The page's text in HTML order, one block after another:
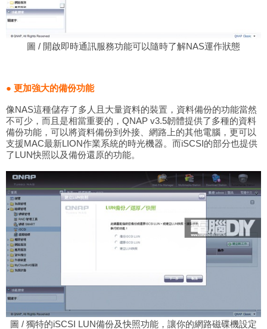
圖 / 開啟即時通訊服務功能可以隨時了解NAS運作狀態
● 更加強大的備份功能
像NAS這種儲存了多人且大量資料的裝置，資料備份的功能當然
不可少，而且是相當重要的，QNAP v3.5韌體提供了多種的資料
備份功能，可以將資料備份到外接、網路上的其他電腦，更可以
支援MAC最新LION作業系統的時光機器。而iSCSI的部分也提供
了LUN快照以及備份還原的功能。
圖 / 獨特的iSCSI LUN備份及快照功能，讓你的網路磁碟機設定